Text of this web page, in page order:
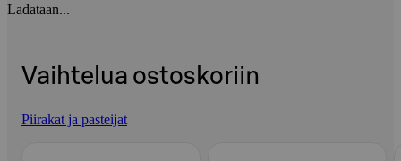
Ladataan...
Vaihtelua ostoskoriin
Piirakat ja pasteijat